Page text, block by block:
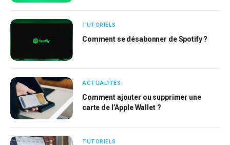
TUTORIELS
Comment se désabonner de Spotify ?
ACTUALITÉS
Comment ajouter ou supprimer une
carte de l’Apple Wallet ?
TUTORIELS